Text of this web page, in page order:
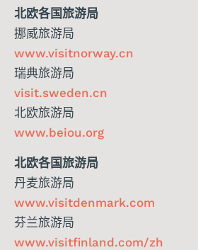
北欧各国旅游局
挪威旅游局
www.visitnorway.cn
瑞典旅游局
visit.sweden.cn
北欧旅游局
www.beiou.org
北欧各国旅游局
丹麦旅游局
www.visitdenmark.com
芬兰旅游局
www.visitfinland.com/zh